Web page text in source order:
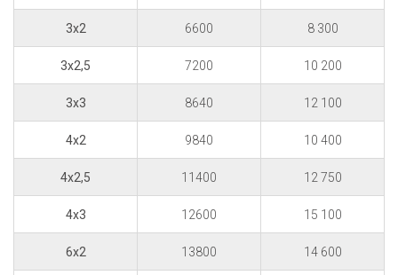
3x2 6600 8 300
3x2,5 7200 10 200
3х3 8640 12 100
4х2 9840 10 400
4х2,5 11400 12 750
4х3 12600 15 100
6х2 13800 14 600